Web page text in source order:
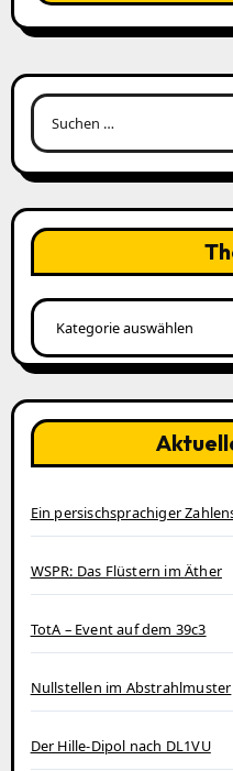
Suchen
nach:
Themen
Ein persischsprachiger
WSPR: Das Flüstern im Äther
TotA – Event auf dem 39c3
Nullstellen im Abstrahlmuster
Der Hille-Dipol nach DL1VU